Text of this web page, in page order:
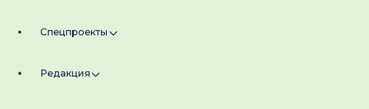
Спецпроекты
Редакция